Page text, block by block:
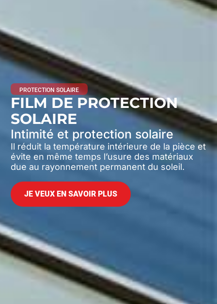
PROTECTION SOLAIRE
FILM DE PROTECTION
SOLAIRE
Intimité et protection solaire
Il réduit la température intérieure de la pièce et
évite en même temps l’usure des matériaux
due au rayonnement permanent du soleil.
JE VEUX EN SAVOIR PLUS